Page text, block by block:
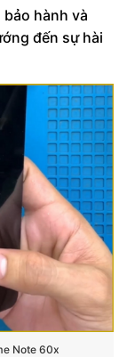
hành và
đến sự hài
Note 60x